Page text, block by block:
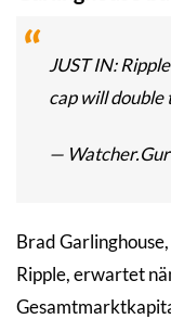
JUST IN:
cap will
—
Brad
Ripple, erwartet